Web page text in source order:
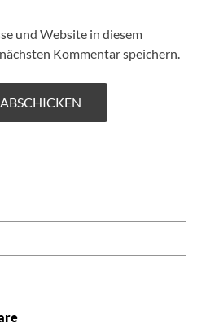
und Website in diesem
Kommentar speichern.